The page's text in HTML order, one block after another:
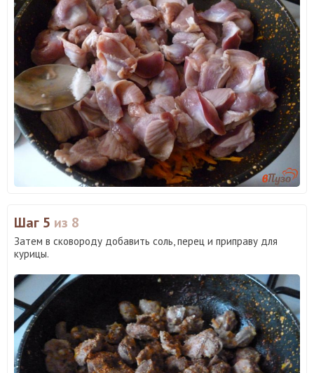
Шаг 5 из 8
Затем в сковороду добавить соль, перец и приправу для
курицы.